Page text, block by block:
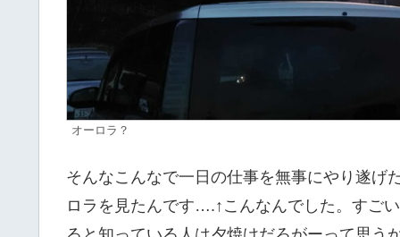
オーロラ？
そんなこんなで一日の仕事を無事にやり遂
ロラを見たんです….↑こんなんでした。す